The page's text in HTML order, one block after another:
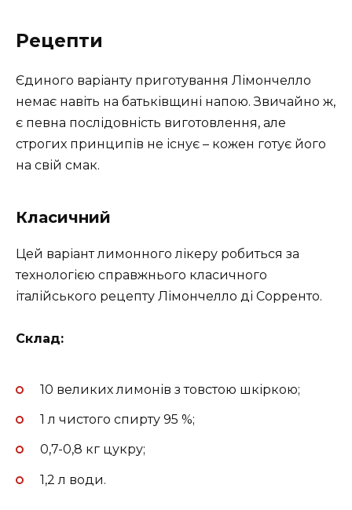
Рецепти
Єдиного варіанту приготування Лімончелло
немає навіть на батьківщині напою. Звичайно ж,
є певна послідовність виготовлення, але
строгих принципів не існує – кожен готує його
на свій смак.
Класичний
Цей варіант лимонного лікеру робиться за
технологією справжнього класичного
італійського рецепту Лімончелло ді Сорренто.
Склад:
10 великих лимонів з товстою шкіркою;
1 л чистого спирту 95 %;
0,7-0,8 кг цукру;
1,2 л води.